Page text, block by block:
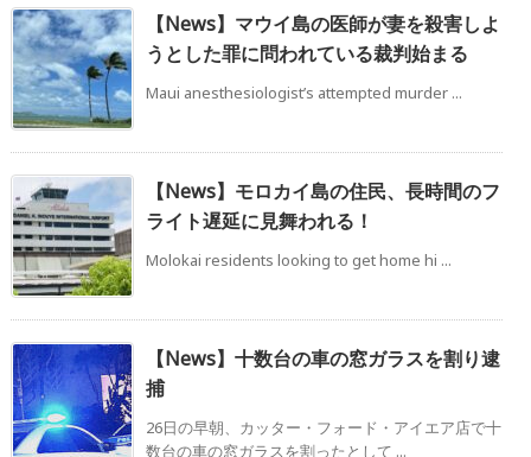
【News】マウイ島の医師が妻を殺害しよ
うとした罪に問われている裁判始まる
Maui anesthesiologist’s attempted murder ...
【News】モロカイ島の住民、長時間のフ
ライト遅延に見舞われる！
Molokai residents looking to get home hi ...
【News】十数台の車の窓ガラスを割り逮
捕
26日の早朝、カッター・フォード・アイエア店で十
数台の車の窓ガラスを割ったとして ...